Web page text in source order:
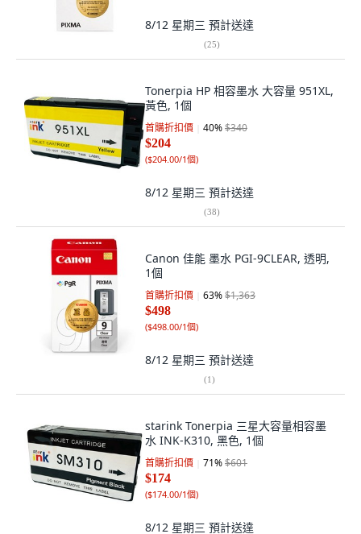
8/12 星期三 預計送達
(25)
Tonerpia HP 相容墨水 大容量 951XL,
黃色, 1個
首購折扣價 40%$340
$204
($204.00/1個)
8/12 星期三 預計送達
(38)
Canon 佳能 墨水 PGI-9CLEAR, 透明,
1個
首購折扣價 63%$1,363
$498
($498.00/1個)
8/12 星期三 預計送達
(1)
starink Tonerpia 三星大容量相容墨
水 INK-K310, 黑色, 1個
首購折扣價 71%$601
$174
($174.00/1個)
8/12 星期三 預計送達